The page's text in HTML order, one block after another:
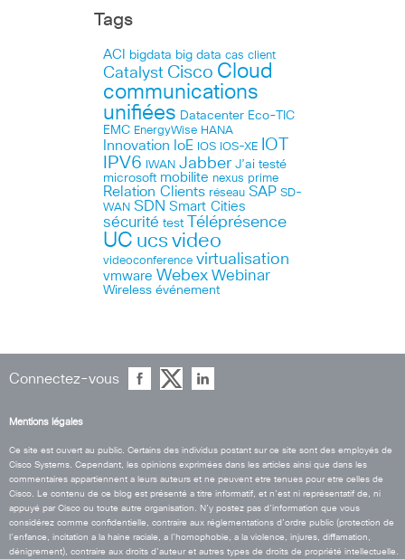
Tags
ACI bigdata big data cas client
Catalyst Cisco Cloud
communications
unifiées Datacenter Eco-TIC
EMC EnergyWise HANA
Innovation IoE IOS IOS-XE IOT
IPV6 IWAN Jabber J’ai testé
microsoft mobilite nexus prime
Relation Clients réseau SAP SD-
WAN SDN Smart Cities
sécurité test Téléprésence
UC ucs video
videoconference virtualisation
vmware Webex Webinar
Wireless événement
Connectez-vous
Mentions légales
Ce site est ouvert au public. Certains des individus postant sur ce site sont des employés de
Cisco Systems. Cependant, les opinions exprimées dans les articles ainsi que dans les
commentaires appartiennent a leurs auteurs et ne peuvent etre tenues pour etre celles de
Cisco. Le contenu de ce blog est présenté a titre informatif, et n’est ni représentatif de, ni
appuyé par Cisco ou toute autre organisation. N’y postez pas d’information que vous
considérez comme confidentielle, contraire aux réglementations d’ordre public (protection de
l’enfance, incitation a la haine raciale, a l’homophobie, a la violence, injures, diffamation,
dénigrement), contraire aux droits d’auteur et autres types de droits de propriété intellectuelle.